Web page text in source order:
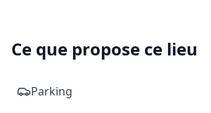
échanger quelques balles entre amis,
Notre club favorise une pratique du
Ce que propose ce lieu
Parking